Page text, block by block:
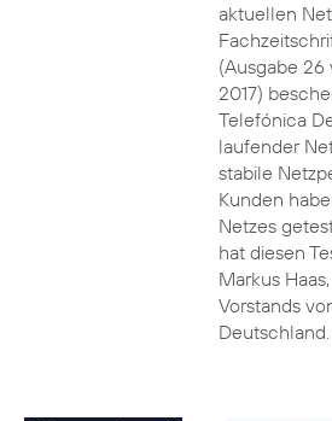
aktuellen
(Ausgabe 26
2017)
Telefónica
laufender
stabile
Kunden
Netzes
hat diesen
Markus
Vorstands